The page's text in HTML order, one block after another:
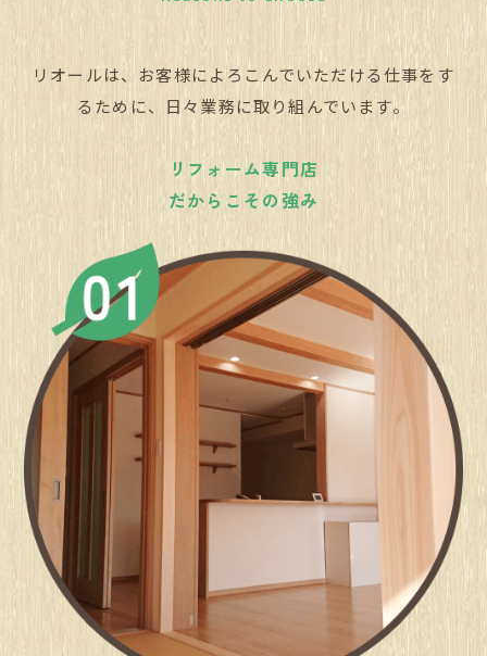
リオールは、お客様によろこんでいただける仕事をす
るために、日々業務に取り組んでいます。
リフォーム専門店
だからこその強み